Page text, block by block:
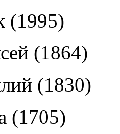
(1995)
(1864)
(1830)
(1705)